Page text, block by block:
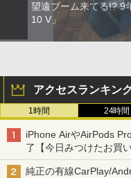
望遠ブーム来てる!? 9
10 V」
アクセスランキン
1時間 24時間
iPhone AirやAirPods
了【今日みつけたお買い
純正の有線CarPlay/